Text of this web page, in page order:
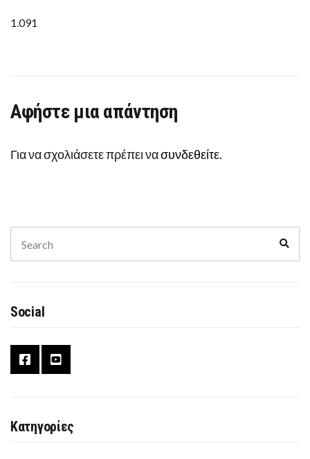
1.091
Αφήστε μια απάντηση
Για να σχολιάσετε πρέπει νασυνδεθείτε.
for:
Social
Κατηγορίες